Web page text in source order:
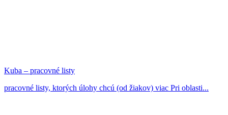
Kuba – pracovné listy
pracovné listy, ktorých úlohy chcú (od žiakov) viac Pri oblasti...